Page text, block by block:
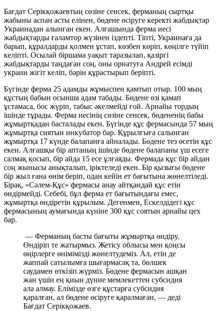
Бағдат Серікқожаевтың сөзіне сенсек, ферманың сыртқы
жабыны аспан асты елінен, бөдене өсіруге керекті жабдықтар
Украинадан алынған екен. Алғашында ферма иесі
жабдықтарды ғаламтор жүзінен іздепті. Тіпті, Украинаға да
барып, құралдарды қолмен ұстап, көзбен көріп, көңілге түйіп
келіпті. Осылай біршама уақыт таразылап, қазіргі
жабдықтарды таңдаған соң, оны орнатуға Андрей есімді
украин жігіт келіп, бәрін құрастырып беріпті.
Бүгінде ферма 25 адамды жұмыспен қамтып отыр. 100 мың
құстың бабын осынша адам табады. Бөдене өзі қамап
ұстамаса, бос жүріп, табыс әкелмейді ғой. Арнайы тордың
ішінде тұрады. Ферма иесінің сөзіне сенсек, бөдененің бабы
жұмыртқадан басталады екен. Бүгінде құс фермасында 57 мың
жұмыртқа сиятын инкубатор бар. Құрылғыға салынған
жұмыртқа 17 күнде балапанға айналады. Бөдене тез өсетін құс
екен. Алғашқы бір аптаның ішінде бөдене балапаны үш есеге
салмақ қосып, бір айда 15 есе ұлғаяды. Фермада құс бір айдан
соң жынысы анықталып, іріктеледі екен. Бір қызығы бөдене
бір жыл ғана өнім беріп, одан кейін ет бағытына жөнелтіледі.
Бірақ, «Сәлем-Құс» фермасы анау айтқандай құс етін
өндірмейді. Себебі, бұл ферма ет бағытындағы емес,
жұмыртқа өндіретін құрылым. Дегенмен, Ескелдідегі құс
фермасының аумағында күніне 300 құс соятын арнайы цех
бар.
— Ферманың басты бағыты жұмыртқа өндіру.
Өндіріп те жатырмыз. Жетісу облысы мен қоңсы
өңірлерге өнімімізді жөнелтудеміз. Ал, етін де
жаппай сатылымға шығармасақ та, бөлшек
саудамен өткізіп жүрміз. Бөдене фермасын ашқан
жан үшін ең қиын дүние мемлекеттен субсидия
ала алмау. Елімізде өзге құстарға субсидия
қаралған, ал бөдене өсіруге қаралмаған, — деді
Бағдат Серікқожаев.